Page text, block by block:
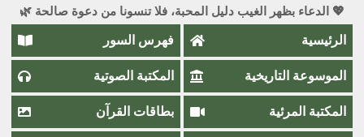
💖 الدعاء بظهر الغيب دليل المحبة، فلا تنسونا من دعوة صالحة 🌿
الرئيسية فهرس السور
الموسوعة التاريخية المكتبة الصوتية
المكتبة المرئية بطاقات القرآن